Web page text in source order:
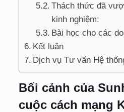
Thách thức đã
kinh nghiệm:
Bài học cho các
Kết luận
Dịch vụ Tư vấn Hệ
Bối cảnh của
cuộc cách mạng